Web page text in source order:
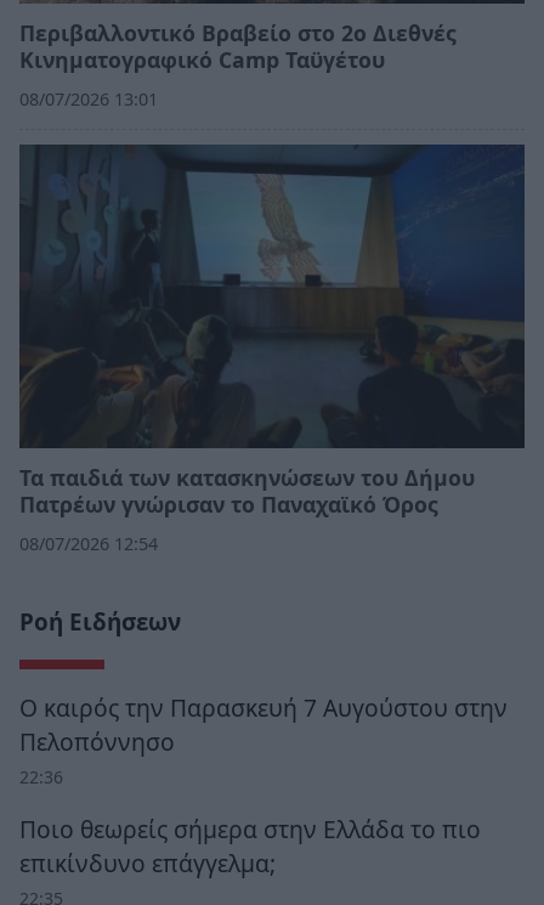
Περιβαλλοντικό Βραβείο στο 2ο Διεθνές
Κινηματογραφικό Camp Ταϋγέτου
08/07/2026 13:01
Τα παιδιά των κατασκηνώσεων του Δήμου
Πατρέων γνώρισαν το Παναχαϊκό Όρος
08/07/2026 12:54
Ροή Ειδήσεων
Ο καιρός την Παρασκευή 7 Αυγούστου στην
Πελοπόννησο
22:36
Ποιο θεωρείς σήμερα στην Ελλάδα το πιο
επικίνδυνο επάγγελμα;
22:35